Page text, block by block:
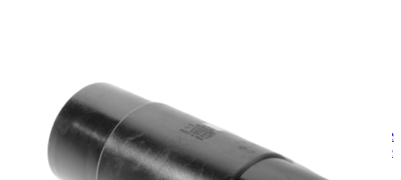
Стальные
Муфтовые
Под приварку
Краны шаровые полнопроходные
Краны шаровые редуцированные
Фланцевые